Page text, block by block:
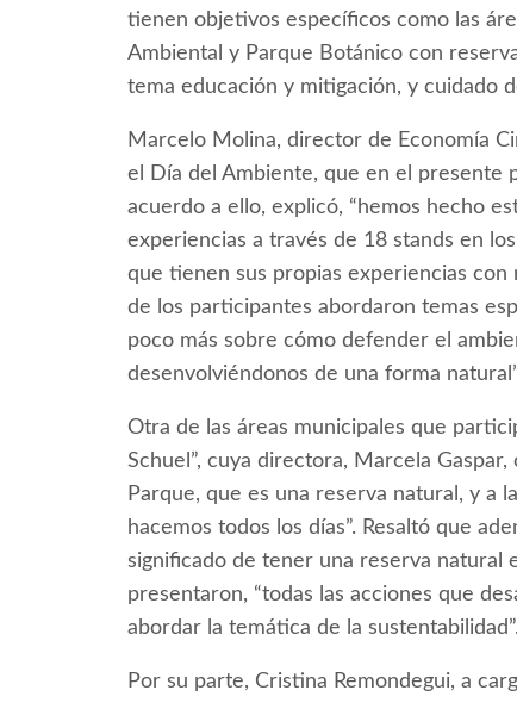
tienen objetivos específicos como las
Ambiental y Parque Botánico con
tema educación y mitigación, y cuidado
Marcelo Molina, director de Economía
el Día del Ambiente, que en el presente
acuerdo a ello, explicó, “hemos hecho
experiencias a través de 18 stands en
que tienen sus propias experiencias con
de los participantes abordaron temas
poco más sobre cómo defender el
desenvolviéndonos de una forma
Otra de las áreas municipales que
Schuel”, cuya directora, Marcela
Parque, que es una reserva natural, y a
hacemos todos los días”. Resaltó que
significado de tener una reserva natural
presentaron, “todas las acciones que
abordar la temática de la sustentabilidad”.
Por su parte, Cristina Remondegui, a